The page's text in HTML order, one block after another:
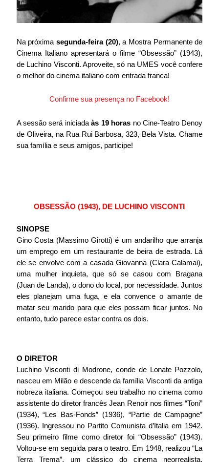
Na próxima segunda-feira (20), a Mostra Permanente de
Cinema Italiano apresentará o filme “Obsessão” (1943),
de Luchino Visconti. Aproveite, só na UMES você confere
o melhor do cinema italiano com entrada franca!
Confirme sua presença no Facebook!
A sessão será iniciada às 19 horas no Cine-Teatro Denoy
de Oliveira, na Rua Rui Barbosa, 323, Bela Vista. Chame
sua família e seus amigos, participe!
OBSESSÃO (1943), DE LUCHINO VISCONTI
SINOPSE
Gino Costa (Massimo Girotti) é um andarilho que arranja
um emprego em um restaurante de beira de estrada. Lá
ele se envolve com a casada Giovanna (Clara Calamai),
uma mulher inquieta, que só se casou com Bragana
(Juan de Landa), o dono do local, por necessidade. Juntos
eles planejam uma fuga, e ela convence o amante de
matar seu marido para que eles possam ficar juntos. No
entanto, tudo parece estar contra os dois.
O DIRETOR
Luchino Visconti di Modrone, conde de Lonate Pozzolo,
nasceu em Milão e descende da família Visconti da antiga
nobreza italiana. Começou seu trabalho no cinema como
assistente do diretor francês Jean Renoir nos filmes “Toni”
(1934), “Les Bas-Fonds” (1936), “Partie de Campagne”
(1936). Ingressou no Partito Comunista d’Italia em 1942.
Seu primeiro filme como diretor foi “Obsessão” (1943).
Voltou-se em seguida para o teatro. Em 1948, realizou “La
Terra Trema”, um clássico do cinema neorrealista.